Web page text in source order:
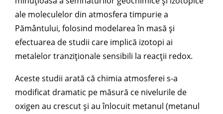
ale moleculelor din atmosfera timpurie a
Pământului, folosind modelarea în masă și
efectuarea de studii care implică izotopi ai
metalelor tranziționale sensibili la reacții redox.
Aceste studii arată că chimia atmosferei s-a
modificat dramatic pe măsură ce nivelurile de
oxigen au crescut și au înlocuit metanul (metanul